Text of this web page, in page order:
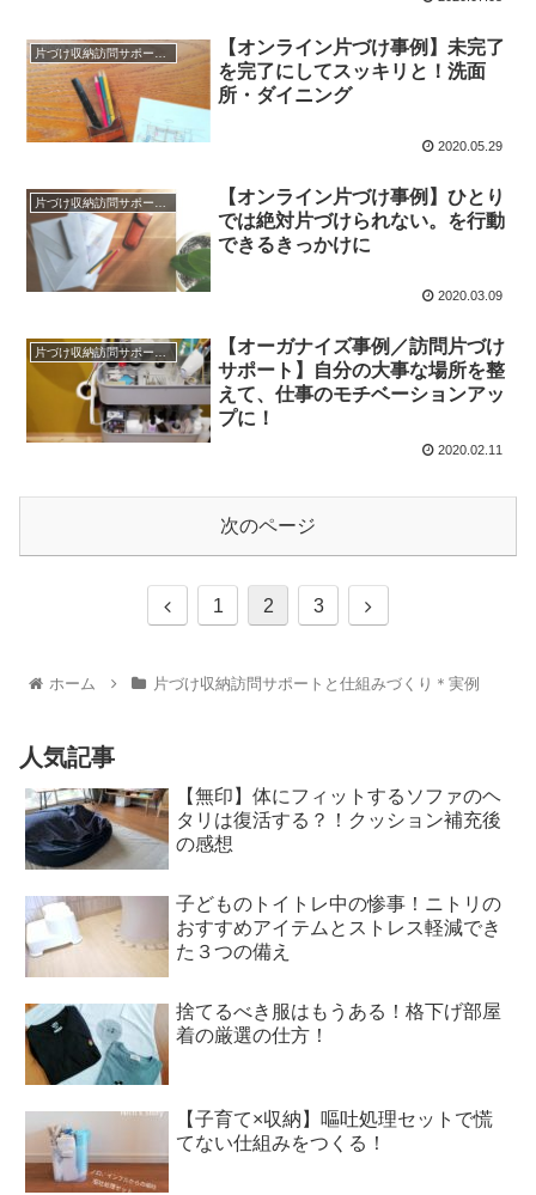
【オンライン片づけ事例】未完了
を完了にしてスッキリと！洗面
所・ダイニング
2020.05.29
【オンライン片づけ事例】ひとり
では絶対片づけられない。を行動
できるきっかけに
2020.03.09
片づけ収納訪問サポートと仕組みづくり＊実例
【オーガナイズ事例／訪問片づけ
サポート】自分の大事な場所を整
えて、仕事のモチベーションアッ
プに！
2020.02.11
次のページ
1 2 3
ホーム 片づけ収納訪問サポートと仕組みづくり＊実例
人気記事
【無印】体にフィットするソファのヘ
タリは復活する？！クッション補充後
の感想
子どものトイトレ中の惨事！ニトリの
おすすめアイテムとストレス軽減でき
た３つの備え
捨てるべき服はもうある！格下げ部屋
着の厳選の仕方！
【子育て×収納】嘔吐処理セットで慌
てない仕組みをつくる！